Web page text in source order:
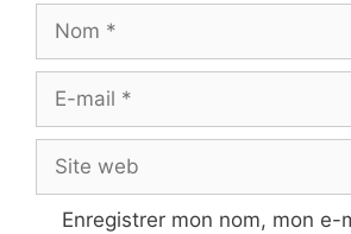
mail
web
Enregistrer mon nom, mon e-